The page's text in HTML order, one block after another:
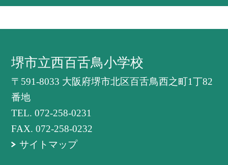
堺市立西百舌鳥小学校
〒591-8033 大阪府堺市北区百舌鳥西之町1丁82
番地
TEL.072-258-0231
FAX. 072-258-0232
サイトマップ